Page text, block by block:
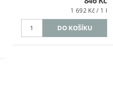
1 692 Kč / 1 l